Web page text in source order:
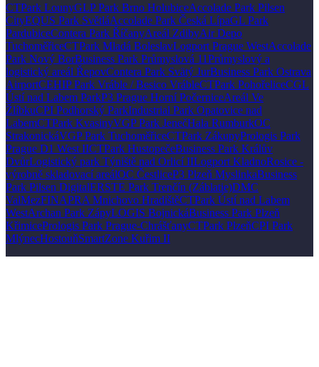
CTPark LounyGLP Park Brno HolubiceAccolade Park Pilsen
CityEQUS Park SvětláAccolade Park Česká LípaGL Park
PardubiceContera Park ŘíčanyAreál ZdibyAir Depo
TuchoměřiceCTPark Mladá BoleslavLogport Prague WestAccolade
Park Nový BorBusiness Park Průmyslová 11Průmyslový a
logistický areál ŘepovContera Park Svätý JurBusiness Park Ostrava
AirportCEHIP Park Vráble / Besico VrábleCTPark PohořeliceCGL
Ústí nad Labem ParkP3 Prague Horní PočerniceAreál Ve
ŽlíbkuCPI Podhorský ParkIndustrial Park Opatovice nad
LabemCTPark KvasinyVGP Park JenečHala RumburkOC
StrakonickáVGP Park TuchoměřiceCTPark ZákupyPrologis Park
Prague D1 West IICTPark HustopečeBusiness Park Králův
DvůrLogistický park Týniště nad Orlicí IILogport KladnoRosice -
výrobně skladovací areálOC ČestliceP3 Plzeň MyslinkaBusiness
Park Pilsen DigitalERSTE Park Trenčín (Záblatie)DMC
ValMezFINAPRA Mnichovo HradištěCTPark Ústí nad Labem
WestArchan Park ZápyLOGIS BojnickáBusiness Park Plzeň
KřimicePrologis Park Prague-ChrášťanyCTPark PlzeňCPI Park
MlýnecHostouňSmartZone Kuřim II